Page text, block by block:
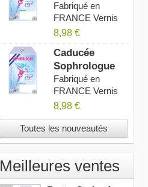
AMP 2027
Fabriqué en
FRANCE Vernis
Anti UV...
8,98 €
Caducée
Sophrologue
2027
Fabriqué en
FRANCE Vernis
Anti UV...
8,98 €
Toutes les nouveautés
Meilleures ventes